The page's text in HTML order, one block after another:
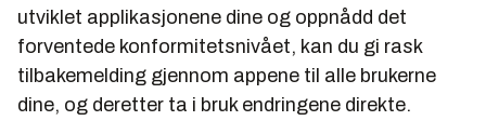
utviklet applikasjonene dine og oppnådd det
forventede konformitetsnivået, kan du gi rask
tilbakemelding gjennom appene til alle brukerne
dine, og deretter ta i bruk endringene direkte.